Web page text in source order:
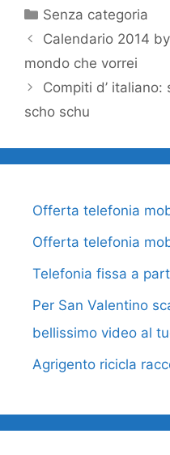
Categorie
Senza categoria
Calendario 2014
mondo che vorrei
Compiti d’
scho schu
Offerta telefonia
Offerta telefonia
Telefonia fissa a
Per San Valentino
bellissimo video al
Agrigento ricicla